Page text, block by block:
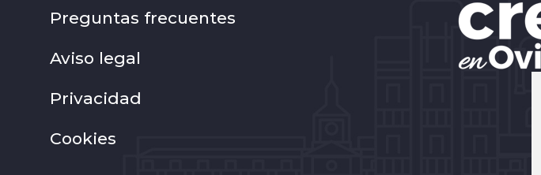
Preguntas frecuentes
Aviso legal
Privacidad
Cookies